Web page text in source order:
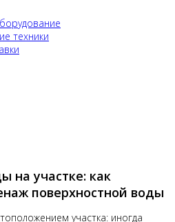
техники
на участке: как
поверхностной воды
участка: иногда